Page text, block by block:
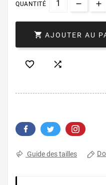
QUANTITÉ
 AJOUTER AU
 
Guide des tailles